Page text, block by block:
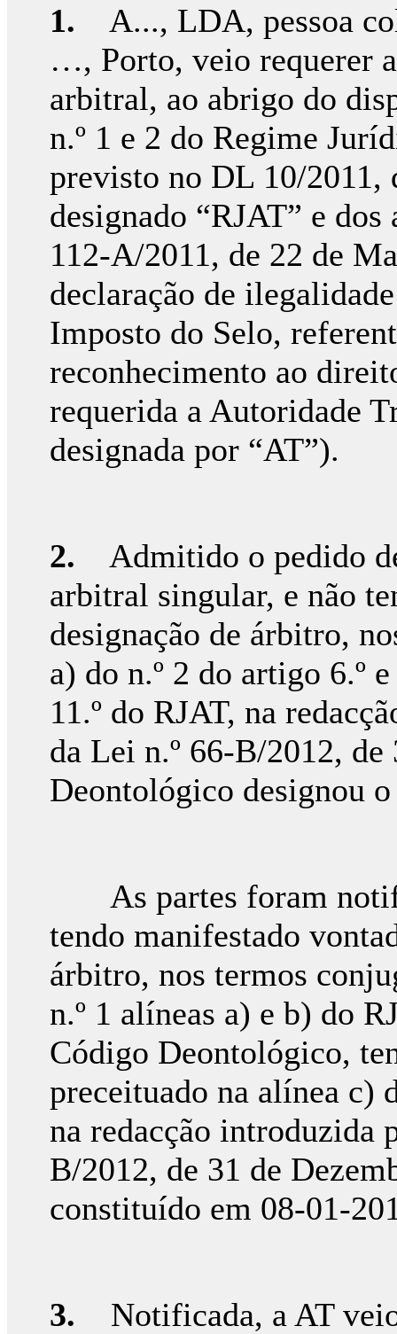
1. A..., LDA, pessoa
…, Porto, veio requerer
arbitral, ao abrigo do
n.º 1 e 2 do Regime
previsto no DL 10/2011,
designado “RJAT” e dos
112-A/2011, de 22 de
declaração de
Imposto do Selo,
reconhecimento ao
requerida a Autoridade
designada por “AT”).
2. Admitido o pedido
arbitral singular, e não
designação de árbitro,
a) do n.º 2 do artigo 6.º
11.º do RJAT, na
da Lei n.º 66-B/2012,
Deontológico designou
As partes foram
tendo manifestado
árbitro, nos termos
n.º 1 alíneas a) e b) do
Código Deontológico,
preceituado na alínea c)
na redacção introduzida
B/2012, de 31 de
constituído em 08-01-
3. Notificada, a AT veio